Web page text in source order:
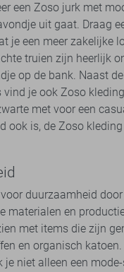
een Zoso jurk met
uit gaat. Draag
je een meer zakelijke
truien zijn heerlijk
op de bank. Naast
vind je ook Zoso
met voor een
ook is, de Zoso
duurzaamheid
materialen en
met items die zijn
en organisch katoen.
je niet alleen een